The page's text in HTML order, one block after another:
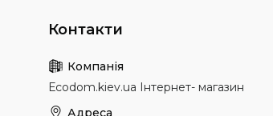
Еcodom.kiev.ua Інтернет- магазин